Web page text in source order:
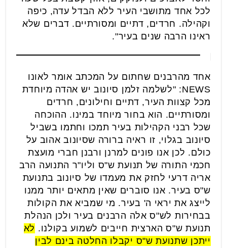
לכל אחד מתושבי העיר ללא הבדל עדה, כיפה
וקהילה. חרדים, דתיים ומסורתיים. דברים שלא
ראינו הרבה שנים בעיר".
אחד מהרבנים שחתום על המכתב אומר לאונו
NEWS: "לשלמה זלמן סיונוב יש אהדה מיוחדת
מכל קצוות העיר, דתיים וחילונים, חרדים
ומסורתיים. הוא בחור מיוחד במינו. ההוכחה
שכל רבני הקהילות בעיר תמכו וחתמו בשביל
סיונוב בגלוי, זו ראיה ברורה שסיונוב אהוב על
כולם. לכן אנו פונים למרנן ורבנן חברי מועצת
חכמי התורה של תנועת ש"ס וליו"ר התנועה הרב
אריה דרעי לחזק את מעמדו של סיונוב בתנועת
ש"ס בעיר. אנו סוברים שאין מתאים יותר ממנו
לייצג את יראי ה' בעיר. מי שמביא את הקולות
בבחירות לש"ס אלה הרבנים בעיר ולכן הנהלת
תנועת ש"ס הארצית חייבים לשמוע בקולנו. לא
ייתכן שתנועת ש"ס יקבלו החלטה בינם לבין